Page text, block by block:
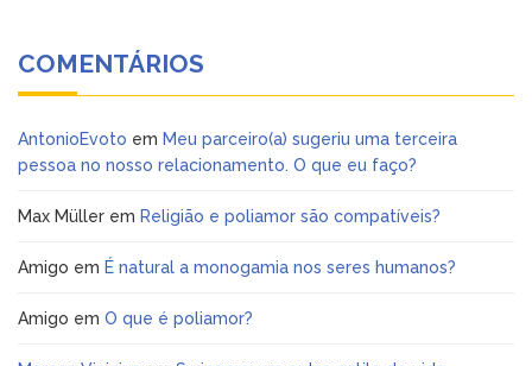
COMENTÁRIOS
AntonioEvoto em Meu parceiro(a) sugeriu uma terceira
pessoa no nosso relacionamento. O que eu faço?
Max Müller em Religião e poliamor são compatíveis?
Amigo em É natural a monogamia nos seres humanos?
Amigo em O que é poliamor?